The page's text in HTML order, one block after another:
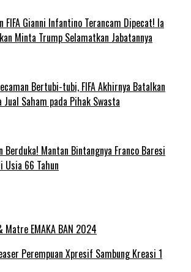
FIFA Gianni Infantino Terancam Dipecat! Ia
Minta Trump Selamatkan Jabatannya
Bertubi-tubi, FIFA Akhirnya Batalkan
Jual Saham pada Pihak Swasta
Berduka! Mantan Bintangnya Franco Baresi
Usia 66 Tahun
Matre EMAKA BAN 2024
Perempuan Xpresif Sambung Kreasi 1